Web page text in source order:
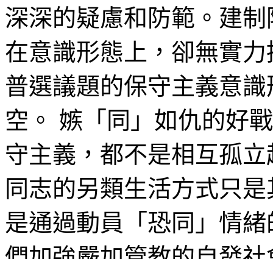
深深的疑慮和防範。建
在意識形態上，卻無實
普選議題的保守主義意
空。 嫉「同」如仇的好
守主義，都不是相互孤
同志的另類生活方式只
是通過動員「恐同」情